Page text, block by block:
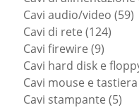
Cavi audio/video 5959
Cavi di rete 124124
Cavi firewire 99
Cavi hard disk e
Cavi mouse e tastiera
Cavi stampante 55